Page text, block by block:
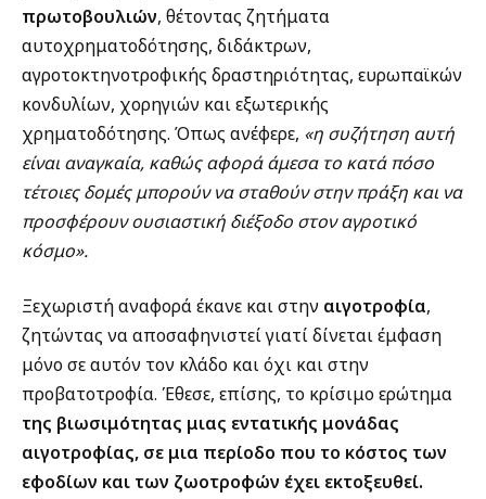
πρωτοβουλιών, θέτοντας ζητήματα
αυτοχρηματοδότησης, διδάκτρων,
αγροτοκτηνοτροφικής δραστηριότητας, ευρωπαϊκών
κονδυλίων, χορηγιών και εξωτερικής
χρηματοδότησης. Όπως ανέφερε, «η συζήτηση αυτή
είναι αναγκαία, καθώς αφορά άμεσα το κατά πόσο
τέτοιες δομές μπορούν να σταθούν στην πράξη και να
προσφέρουν ουσιαστική διέξοδο στον αγροτικό
κόσμο».
Ξεχωριστή αναφορά έκανε και στην αιγοτροφία,
ζητώντας να αποσαφηνιστεί γιατί δίνεται έμφαση
μόνο σε αυτόν τον κλάδο και όχι και στην
προβατοτροφία. Έθεσε, επίσης, το κρίσιμο ερώτημα
της βιωσιμότητας μιας εντατικής μονάδας
αιγοτροφίας, σε μια περίοδο που το κόστος των
εφοδίων και των ζωοτροφών έχει εκτοξευθεί.